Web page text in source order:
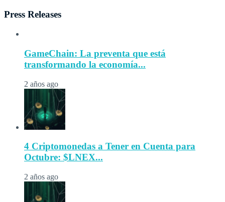
Press Releases
GameChain: La preventa que está
transformando la economía...
2 años ago
4 Criptomonedas a Tener en Cuenta para
Octubre: $LNEX...
2 años ago